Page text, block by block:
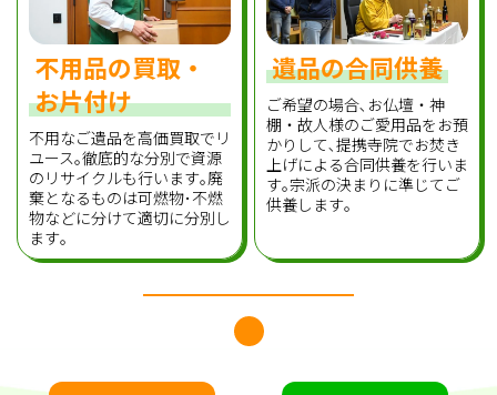
不用品の買取・
お片付け
不用なご遺品を高価買取でリ
ユース｡徹底的な分別で資源
のリサイクルも行います｡廃
棄となるものは可燃物･不燃
物などに分けて適切に分別し
ます｡
遺品の合同供養
ご希望の場合､お仏壇・神
棚・故人様のご愛用品をお預
かりして､提携寺院でお焚き
上げによる合同供養を行いま
す｡宗派の決まりに準じてご
供養します｡